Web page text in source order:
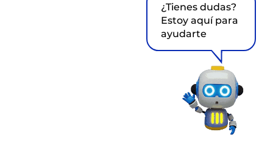
¿Tienes dudas?
Estoy aquí para
ayudarte